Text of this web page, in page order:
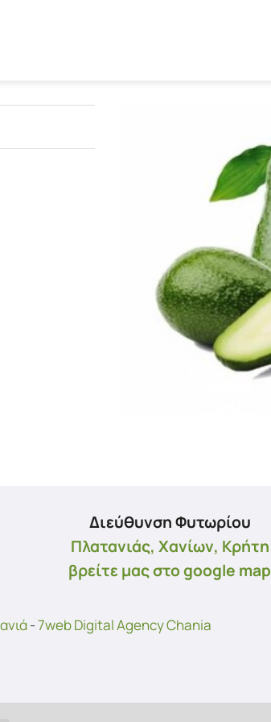
Διεύθυνση Φυτωρίου
Πλατανιάς, Χανίων, Κρήτη
βρείτε μας στο google map
-7web Digital Agency Chania